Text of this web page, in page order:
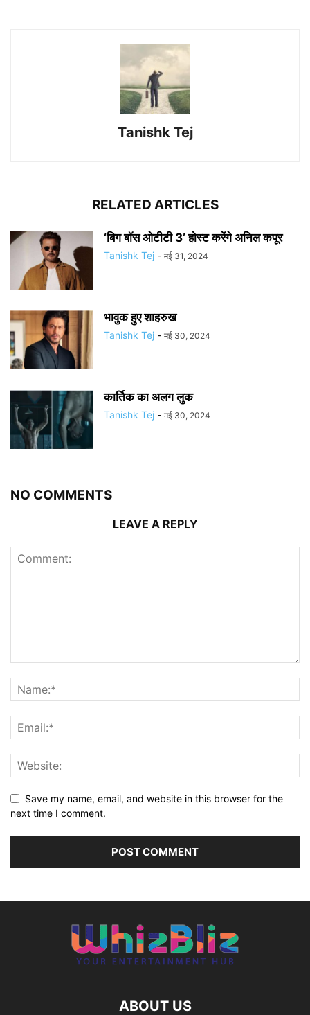
Tanishk Tej
RELATED ARTICLES
‘बिग बॉस ओटीटी 3’ होस्ट करेंगे अनिल कपूर
Tanishk Tej - मई 31, 2024
भावुक हुए शाहरुख
Tanishk Tej - मई 30, 2024
कार्तिक का अलग लुक
Tanishk Tej - मई 30, 2024
NO COMMENTS
LEAVE A REPLY
Save my name, email, and website in this browser for the
next time I comment.
ABOUT US